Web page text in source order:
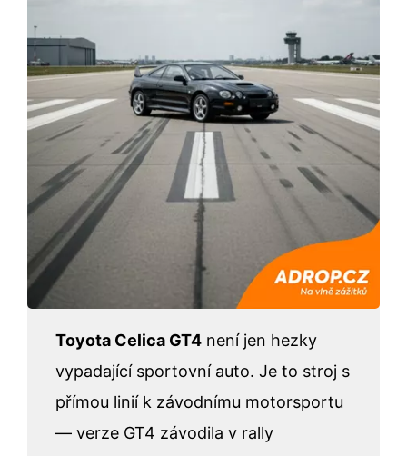
Toyota Celica GT4 není jen hezky
vypadající sportovní auto. Je to stroj s
přímou linií k závodnímu motorsportu
— verze GT4 závodila v rally